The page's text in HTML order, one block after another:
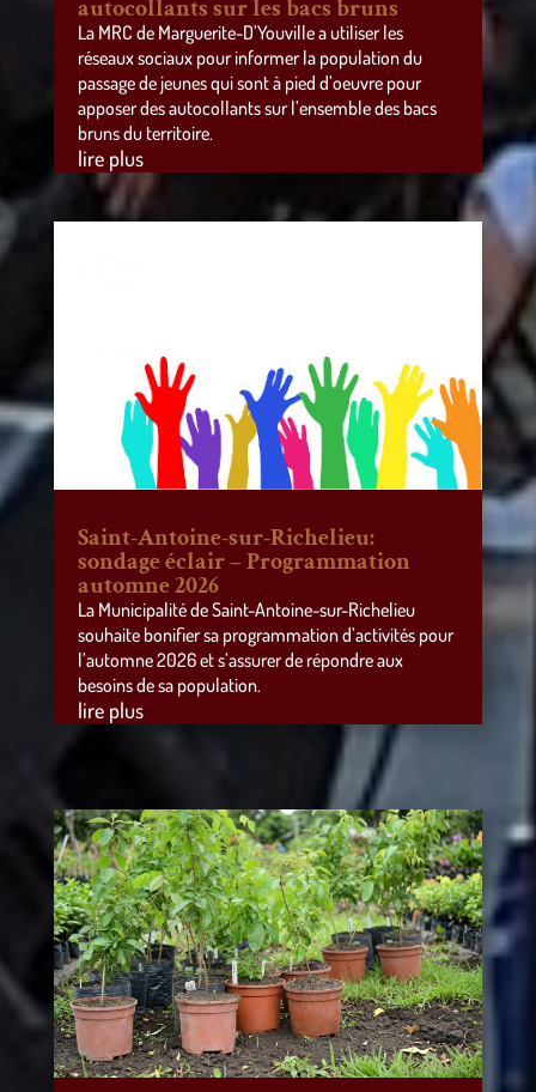
autocollants sur les bacs bruns
La MRC de Marguerite-D’Youville a utiliser les
réseaux sociaux pour informer la population du
passage de jeunes qui sont à pied d’oeuvre pour
apposer des autocollants sur l’ensemble des bacs
bruns du territoire.
lire plus
Saint-Antoine-sur-Richelieu:
sondage éclair – Programmation
automne 2026
La Municipalité de Saint-Antoine-sur-Richelieu
souhaite bonifier sa programmation d’activités pour
l’automne 2026 et s’assurer de répondre aux
besoins de sa population.
lire plus